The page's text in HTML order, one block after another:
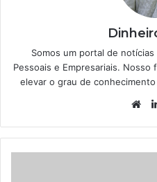
Somos um portal de
Pessoais e Empresariais.
elevar o grau de